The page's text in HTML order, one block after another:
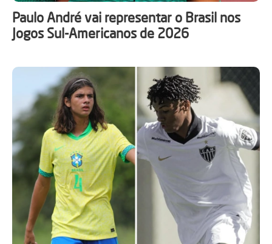
Paulo André vai representar o Brasil nos
Jogos Sul-Americanos de 2026